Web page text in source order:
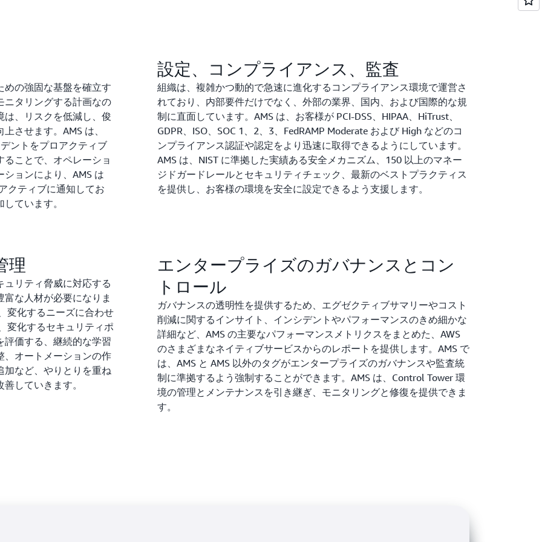
FedRAMP High が必要なワークロードを AWS GovCloud (米国) で運用
するための事前承認を受けています。
の強固な基盤を確立す
ニタリングする計画なの
、リスクを低減し、俊
させます。AMS は、
ントをプロアクティブ
ことで、オペレーショ
ョンにより、AMS は
クティブに通知してお
ています。
設定、コンプライアンス、監査
組織は、複雑かつ動的で急速に進化するコンプライアンス環境で運営さ
れており、内部要件だけでなく、外部の業界、国内、および国際的な規
制に直面しています。AMS は、お客様が PCI-DSS、HIPAA、HiTrust、
GDPR、ISO、SOC 1、2、3、FedRAMP Moderate および High などのコ
ンプライアンス認証や認定をより迅速に取得できるようにしています。
AMS は、NIST に準拠した実績ある安全メカニズム、150 以上のマネー
ジドガードレールとセキュリティチェック、最新のベストプラクティス
を提供し、お客様の環境を安全に設定できるよう支援します。
理
リティ脅威に対応する
な人材が必要になりま
変化するニーズに合わせ
変化するセキュリティポ
価する、継続的な学習
、オートメーションの作
加など、やりとりを重ね
していきます。
エンタープライズのガバナンスとコン
トロール
ガバナンスの透明性を提供するため、エグゼクティブサマリーやコスト
削減に関するインサイト、インシデントやパフォーマンスのきめ細かな
詳細など、AMS の主要なパフォーマンスメトリクスをまとめた、AWS
のさまざまなネイティブサービスからのレポートを提供します。AMS で
は、AMS と AMS 以外のタグがエンタープライズのガバナンスや監査統
制に準拠するよう強制することができます。AMS は、Control Tower 環
境の管理とメンテナンスを引き継ぎ、モニタリングと修復を提供できま
す。